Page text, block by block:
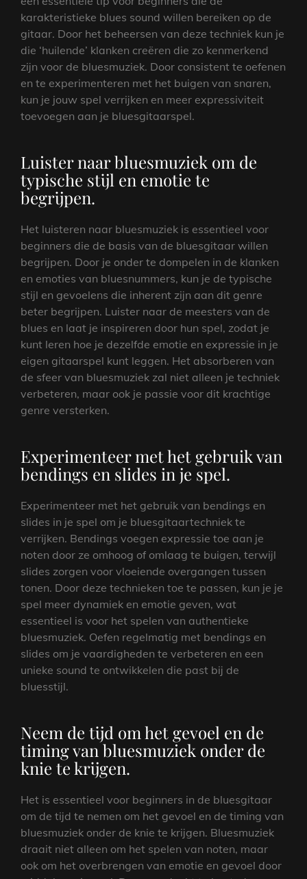
karakteristieke blues sound willen bereiken op de
gitaar. Door het beheersen van deze techniek kun je
die ‘huilende’ klanken creëren die zo kenmerkend
zijn voor de bluesmuziek. Door consistent te oefenen
en te experimenteren met het buigen van snaren,
kun je jouw spel verrijken en meer expressiviteit
toevoegen aan je bluesgitaarspel.
Luister naar bluesmuziek om de
typische stijl en emotie te
begrijpen.
Het luisteren naar bluesmuziek is essentieel voor
beginners die de basis van de bluesgitaar willen
begrijpen. Door je onder te dompelen in de klanken
en emoties van bluesnummers, kun je de typische
stijl en gevoelens die inherent zijn aan dit genre
beter begrijpen. Luister naar de meesters van de
blues en laat je inspireren door hun spel, zodat je
kunt leren hoe je dezelfde emotie en expressie in je
eigen gitaarspel kunt leggen. Het absorberen van
de sfeer van bluesmuziek zal niet alleen je techniek
verbeteren, maar ook je passie voor dit krachtige
genre versterken.
Experimenteer met het gebruik van
bendings en slides in je spel.
Experimenteer met het gebruik van bendings en
slides in je spel om je bluesgitaartechniek te
verrijken. Bendings voegen expressie toe aan je
noten door ze omhoog of omlaag te buigen, terwijl
slides zorgen voor vloeiende overgangen tussen
tonen. Door deze technieken toe te passen, kun je je
spel meer dynamiek en emotie geven, wat
essentieel is voor het spelen van authentieke
bluesmuziek. Oefen regelmatig met bendings en
slides om je vaardigheden te verbeteren en een
unieke sound te ontwikkelen die past bij de
bluesstijl.
Neem de tijd om het gevoel en de
timing van bluesmuziek onder de
knie te krijgen.
Het is essentieel voor beginners in de bluesgitaar
om de tijd te nemen om het gevoel en de timing van
bluesmuziek onder de knie te krijgen. Bluesmuziek
draait niet alleen om het spelen van noten, maar
ook om het overbrengen van emotie en gevoel door